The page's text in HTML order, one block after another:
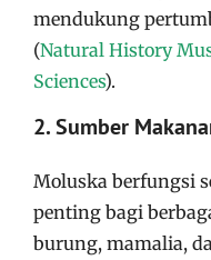
mendukung
(Natural History
Sciences).
2. Sumber
Moluska berfungsi
penting bagi
burung, mamalia,